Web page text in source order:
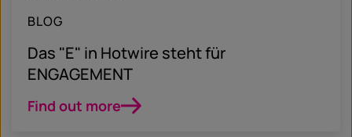
BLOG
Das "E" in Hotwire steht für
ENGAGEMENT
Find out more